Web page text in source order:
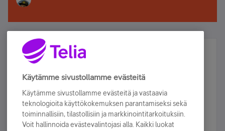
Älä jää paitsi – osallistu ja voita!
Tilaa Telian uutiskirje ja olet mukana arvonnassa.
sähköpostiisi.
Tilaa nyt
Käytämme sivustollamme evästeitä
Käytämme sivustollamme evästeitä ja vastaavia
teknologioita käyttökokemuksen parantamiseksi sekä
toiminnallisiin, tilastollisiin ja markkinointitarkoituksiin.
Voit hallinnoida evästevalintojasi alla. Kaikki luokat